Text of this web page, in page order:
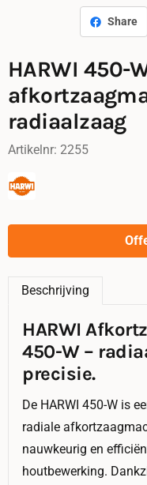
Share
HARWI 450-
radiaalzaag
Artikelnr: 2255
Beschrijving
HARWI
450-W –
precisie.
De HARWI 450-W is
radiale
nauwkeurig en
houtbewerking.